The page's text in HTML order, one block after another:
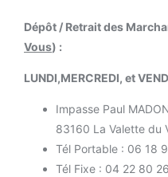
Dépôt / Retrait des
Vous) :
LUNDI,MERCREDI, et
Impasse Paul
83160 La Valette du
Tél Portable : 06 18
Tél Fixe : 04 22 80